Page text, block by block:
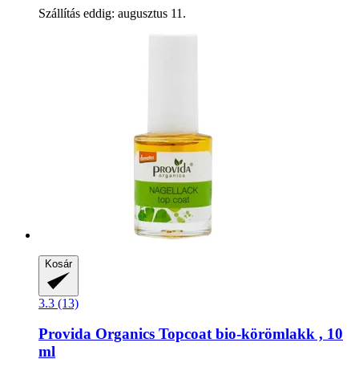
Szállítás eddig: augusztus 11.
Kosár
3.3 (13)
Provida Organics Topcoat bio-​körömlakk , 10
ml